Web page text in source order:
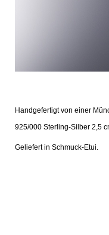
Handgefertigt von einer
925/000 Sterling-Silber 2,5
Geliefert in Schmuck-Etui.